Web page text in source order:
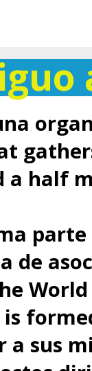
a half
parte
is
a sus